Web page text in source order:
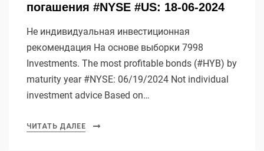
погашения #NYSE #US: 18-06-2024
Не индивидуальная инвестиционная
рекомендация На основе выборки 7998
Investments. The most profitable bonds (#HYB) by
maturity year #NYSE: 06/19/2024 Not individual
investment advice Based on…
ЧИТАТЬ ДАЛЕЕ